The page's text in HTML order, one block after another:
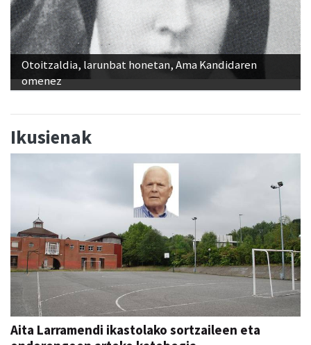
Otoitzaldia, larunbat honetan, Ama Kandidaren
omenez
Aita Larramendi ikastolako sortzaileen eta
ondorengoen arteko katebegia
IN MEMORIAM